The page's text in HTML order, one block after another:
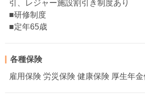
引、レジャー施設割引き制度あり
■研修制度
■定年65歳
各種保険
雇用保険 労災保険 健康保険 厚生年金